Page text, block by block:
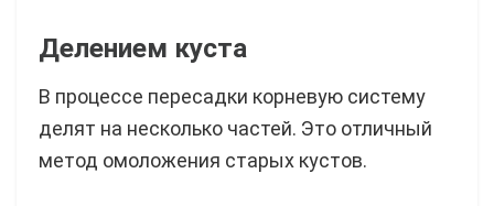
Делением куста
В процессе пересадки корневую систему
делят на несколько частей. Это отличный
метод омоложения старых кустов.